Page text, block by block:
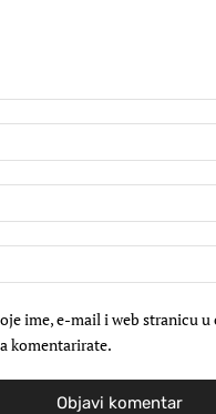
ime, e-mail i web stranicu
komentarirate.